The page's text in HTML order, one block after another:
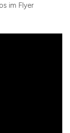
im Flyer